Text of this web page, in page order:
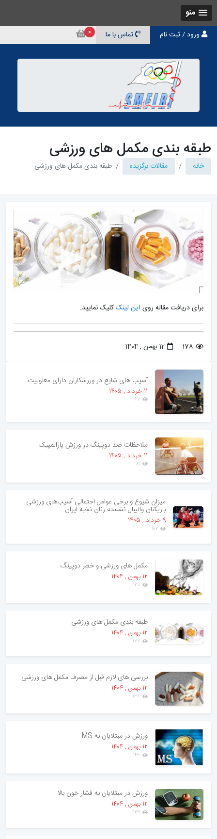
منو
ورود / ثبت نام تماس با ما 0
طبقه بندی مکمل های ورزشی
خانه مقالات برگزیده طبقه بندی مکمل های ورزشی
برای دریافت مقاله روی این لینککلیک نمایید.
178 12 بهمن , 1404
آسیب های شایع در ورزشکاران دارای معلولیت
11 خرداد , 1405
67
ملاحظات ضد دوپینگ در ورزش پارالمپیک
11 خرداد , 1405
81
میزان شیوع و برخی عوامل احتمالی آسیب‌های ورزشی
بازیکنان والیبال نشسته زنان نخبه ایران
9 خرداد , 1405
57
مکمل های ورزشی و خطر دوپینگ
12 بهمن , 1404
130
طبقه بندی مکمل های ورزشی
12 بهمن , 1404
177
بررسی های لازم قبل از مصرف مکمل های ورزشی
12 بهمن , 1404
136
ورزش در مبتلایان به MS
12 بهمن , 1404
146
ورزش در مبتلایان به فشار خون بالا
12 بهمن , 1404
139